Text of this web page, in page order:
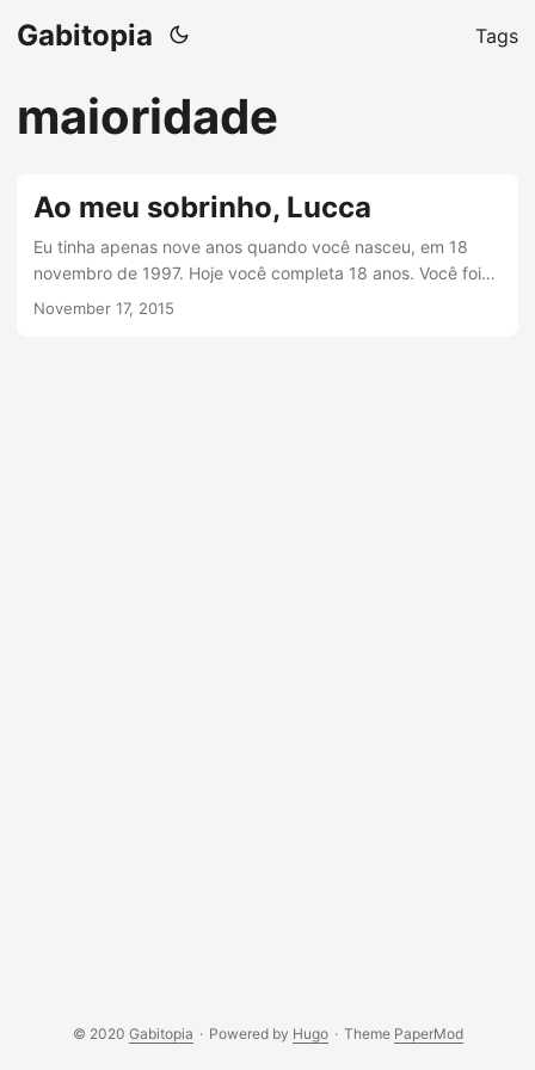
Gabitopia Tags
maioridade
Ao meu sobrinho, Lucca
Eu tinha apenas nove anos quando você nasceu, em 18
novembro de 1997. Hoje você completa 18 anos. Você foi
recebido, desde a barriga de sua mãe, com amor e
November 17, 2015
© 2020 Gabitopia · Powered by Hugo · Theme PaperMod